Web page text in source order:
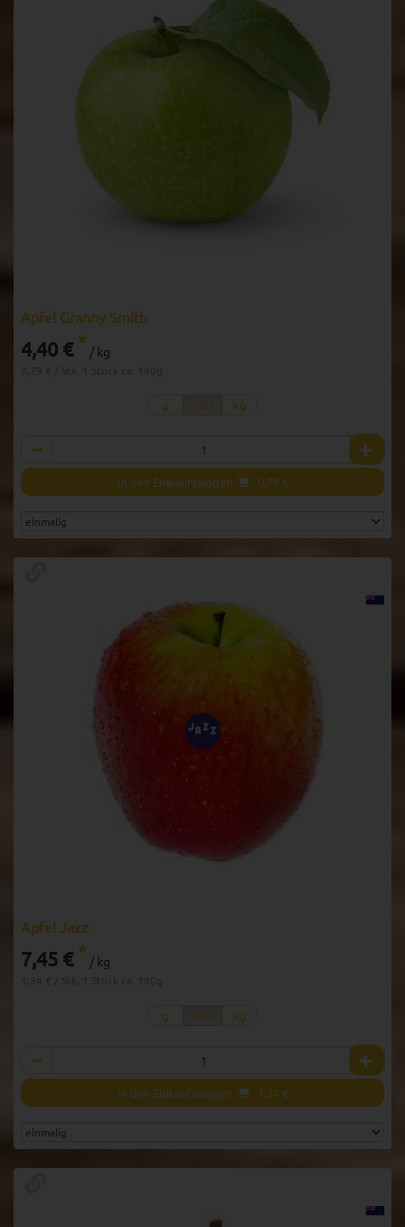
Apfel Granny Smith
4,40 € * / kg
g Stück Kg
Anzahl
In den Einkaufswagen 0,79 €
Apfel Jazz
7,45 € * / kg
g Stück Kg
Anzahl
In den Einkaufswagen 1,34 €